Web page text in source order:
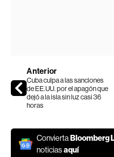
Anterior
Cuba culpa a las sanciones
de EE.UU. por el apagón que
dejó a la isla sin luz casi 36
horas
ConviertaBloomberg
noticiasaquí